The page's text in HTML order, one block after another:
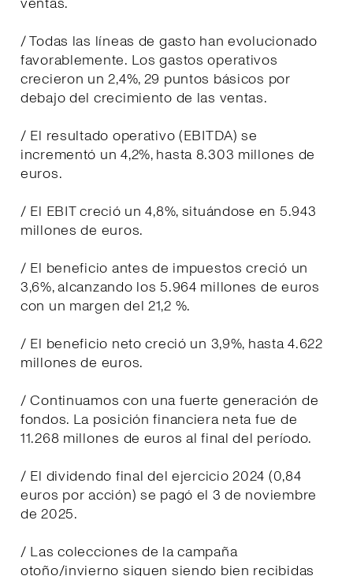
/ Todas las líneas de gasto han evolucionado
favorablemente. Los gastos operativos
crecieron un 2,4%, 29 puntos básicos por
debajo del crecimiento de las ventas.
/ El resultado operativo (EBITDA) se
incrementó un 4,2%, hasta 8.303 millones de
euros.
/ El EBIT creció un 4,8%, situándose en 5.943
millones de euros.
/ El beneficio antes de impuestos creció un
3,6%, alcanzando los 5.964 millones de euros
con un margen del 21,2 %.
/ El beneficio neto creció un 3,9%, hasta 4.622
millones de euros.
/ Continuamos con una fuerte generación de
fondos. La posición financiera neta fue de
11.268 millones de euros al final del período.
/ El dividendo final del ejercicio 2024 (0,84
euros por acción) se pagó el 3 de noviembre
de 2025.
/ Las colecciones de la campaña
otoño/invierno siguen siendo bien recibidas